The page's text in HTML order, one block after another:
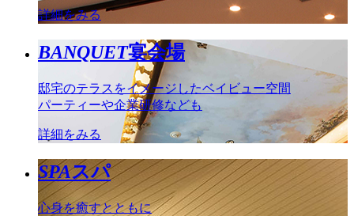
詳細をみる
BANQUET宴会場
邸宅のテラスをイメージしたベイビュー空間
パーティーや企業研修なども
詳細をみる
SPAスパ
心身を癒すとともに